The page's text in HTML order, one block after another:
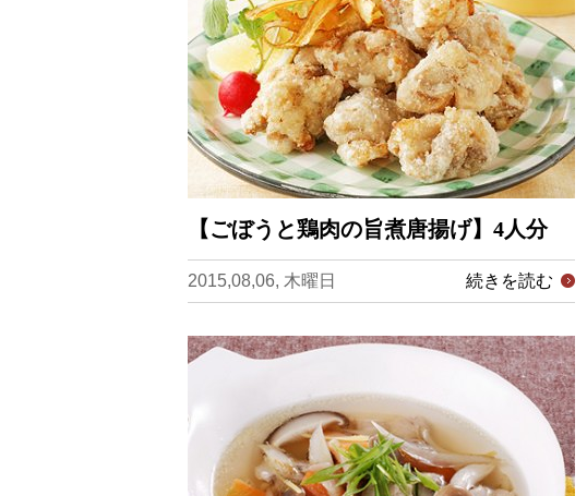
【ごぼうと鶏肉の旨煮唐揚げ】4人分
2015,08,06, 木曜日 続きを読む